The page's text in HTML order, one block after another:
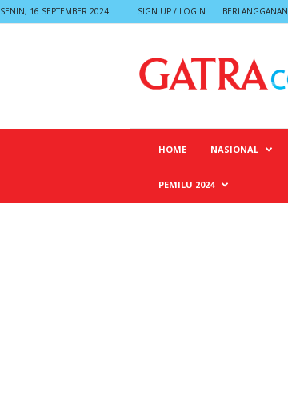
SENIN, 16 SEPTEMBER 2024 SIGN UP / LOGIN BERLANGGANAN
HOME NASIONAL
PEMILU 2024